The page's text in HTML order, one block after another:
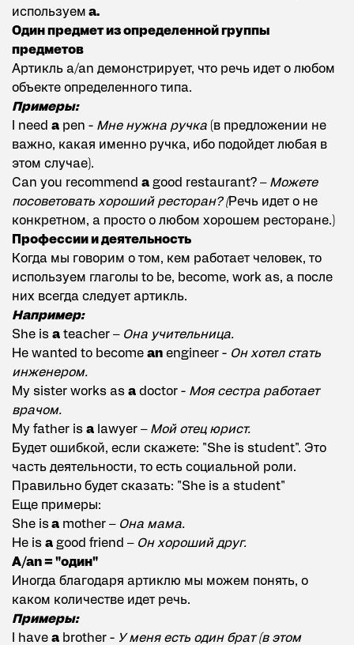
используем a.
Один предмет из определенной группы
предметов
Артикль a/an демонстрирует, что речь идет о любом
объекте определенного типа.
Примеры:
I need a pen - Мне нужна ручка (в предложении не
важно, какая именно ручка, ибо подойдет любая в
этом случае).
Can you recommend a good restaurant? – Можете
посоветовать хороший ресторан? (Речь идет о не
конкретном, а просто о любом хорошем ресторане.)
Профессии и деятельность
Когда мы говорим о том, кем работает человек, то
используем глаголы to be, become, work as, а после
них всегда следует артикль.
Например:
She is a teacher – Она учительница.
He wanted to become an engineer - Он хотел стать
инженером.
My sister works as a doctor - Моя сестра работает
врачом.
My father is a lawyer – Мой отец юрист.
Будет ошибкой, если скажете: "She is student". Это
часть деятельности, то есть социальной роли.
Правильно будет сказать: "She is a student"
Еще примеры:
She isa mother – Она мама.
He is a good friend – Он хороший друг.
A/an = "один"
Иногда благодаря артиклю мы можем понять, о
каком количестве идет речь.
Примеры:
I have a brother - У меня есть один брат (в этом